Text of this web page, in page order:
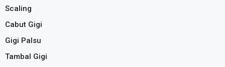
Scaling
Cabut Gigi
Gigi Palsu
Tambal Gigi